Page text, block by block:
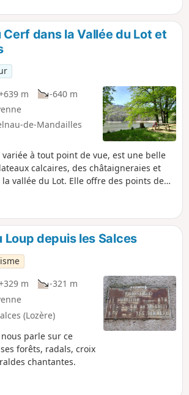
floristique des prés de
par les
de jaune et d'orange
dans la Vallée du Lot et
m
-640 m
de-Mandailles
variée à tout point de vue, est une belle
calcaires, des châtaigneraies et
vallée du Lot. Elle offre des points de
Loup depuis les Salces
m
-321 m
(Lozère)
parle sur ce
forêts, radals, croix
chantantes.